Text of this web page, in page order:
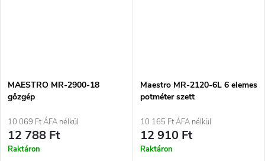
MAESTRO MR-2900-18
gőzgép
10 069 Ft ÁFA nélkül
12 788 Ft
Raktáron
Maestro MR-2120-6L 6 elemes
potméter szett
10 165 Ft ÁFA nélkül
12 910 Ft
Raktáron